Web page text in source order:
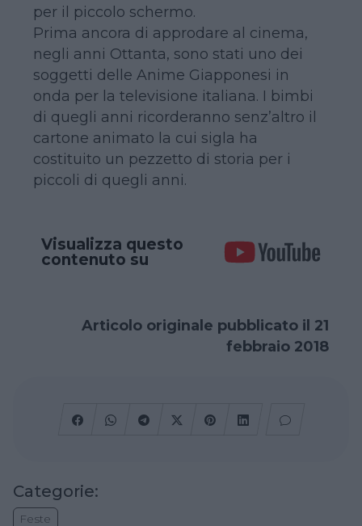
per il piccolo schermo.
Prima ancora di approdare al cinema,
negli anni Ottanta, sono stati uno dei
soggetti delle Anime Giapponesi in
onda per la televisione italiana. I bimbi
di quegli anni ricorderanno senz’altro il
cartone animato la cui sigla ha
costituito un pezzetto di storia per i
piccoli di quegli anni.
Visualizza questo
contenuto su
Articolo originale pubblicato il 21
febbraio 2018
Categorie:
Feste